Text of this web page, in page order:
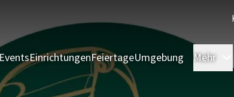
EinrichtungenFeiertageUmgebung Mehr